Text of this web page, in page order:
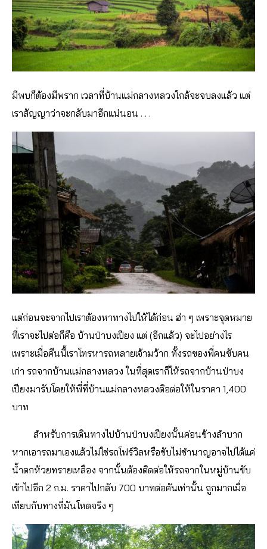
มีพบก็ต้องมีพราก เวลาที่บ้านแม่กลางหลวงใกล้จะจบลงแล้ว แต่
เราสัญญาว่าจะกลับมาอีกแน่นอน . . .
แต่ก่อนจะจากไปเราต้องหาทางไปให้ได้ก่อน ฮ่า ๆ เพราะจุดหมาย
ที่เราจะไปต่อก็คือ บ้านป่าบงเปียง แต่ (อีกแล้ว) จะไปอย่างไร
เพราะเมื่อคืนนี้เราโทรหารถหลายเจ้ามว้าก ทั้งรถของพี่คนขับคน
เก่า รถจากบ้านแม่กลางหลวง ในที่สุดเราก็ให้รถจากบ้านป่าบง
เปียงมารับโดยให้พี่ที่บ้านแม่กลางหลวงติอต่อให้ในราคา 1,400
บาท
สำหรับการเดินทางไปบ้านป่าบงเปียงนั้นค่อนข้างลำบาก
หากเอารถมาเองแล้วไม่ใช่รถโฟร์วิลหรือขับไม่ชำนาญอาจไปได้แค่
น้ำตกห้วยทรายเหลือง จากนั้นต้องติดต่อให้รถจากในหมู่บ้านขับ
เข้าไปอีก 2 ก.ม. ราคาไปกลับ 700 บาทต่อคันเท่านั้น ถูกมากเมื่อ
เทียบกับทางที่มันโหดจริง ๆ